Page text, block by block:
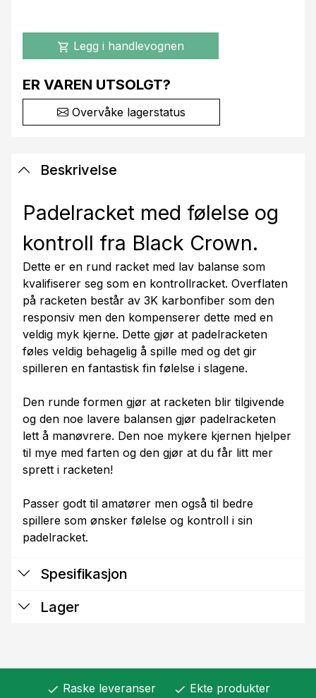
shopping_cart Legg i handlevognen
ER VAREN UTSOLGT?
Overvåke lagerstatus
Beskrivelse
Padelracket med følelse og
kontroll fra Black Crown.
Dette er en rund racket med lav balanse som
kvalifiserer seg som en kontrollracket. Overflaten
på racketen består av 3K karbonfiber som den
responsiv men den kompenserer dette med en
veldig myk kjerne. Dette gjør at padelracketen
føles veldig behagelig å spille med og det gir
spilleren en fantastisk fin følelse i slagene.
Den runde formen gjør at racketen blir tilgivende
og den noe lavere balansen gjør padelracketen
lett å manøvrere. Den noe mykere kjernen hjelper
til mye med farten og den gjør at du får litt mer
sprett i racketen!
Passer godt til amatører men også til bedre
spillere som ønsker følelse og kontroll i sin
padelracket.
Spesifikasjon
Lager
check Raske leveranser check Ekte produkter